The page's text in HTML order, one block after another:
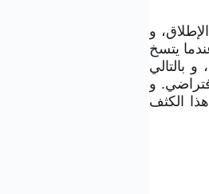
و
يتسخ
بالتالي
و
الكثف